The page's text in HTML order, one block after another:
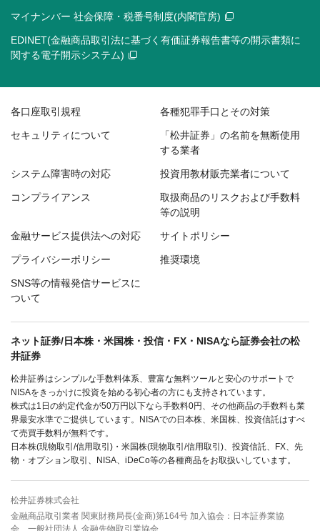
マイナンバー 社会保障・税番号制度(内閣官房)
EDINET(金融商品取引法に基づく有価証券報告書等の開示書類に
関する電子開示システム)
各口座取引規程 各種犯罪手口とその対策
セキュリティについて
「松井証券」の名前を無断使用
する業者
システム障害時の対応 投資用教材販売業者について
コンプライアンス
取扱商品のリスクおよび手数料
等の説明
金融サービス提供法への対応 サイトポリシー
プライバシーポリシー 推奨環境
SNS等の情報発信サービスに
ついて
ネット証券/日本株・米国株・投信・FX・NISAなら証券会社の松
井証券
松井証券はシンプルな手数料体系、豊富な無料ツールと安心のサポートで
NISAをきっかけに投資を始める初心者の方にも支持されています。
株式は1日の約定代金が50万円以下なら手数料0円、その他商品の手数料も業
界最安水準でご提供しています。NISAでの日本株、米国株、投資信託はすべ
て売買手数料が無料です。
日本株(現物取引/信用取引)・米国株(現物取引/信用取引)、投資信託、FX、先
物・オプション取引、NISA、iDeCo等の各種商品をお取扱いしています。
松井証券株式会社
金融商品取引業者 関東財務局長(金商)第164号 加入協会：日本証券業協